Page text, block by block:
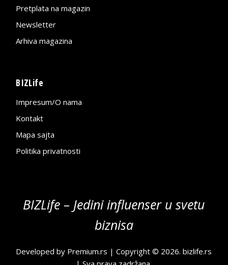
Pretplata na magazin
Newsletter
Arhiva magazina
BIZLife
Impresum/O nama
Kontakt
Mapa sajta
Politika privatnosti
BIZLife – Jedini influenser u svetu
biznisa
Developed by Premium.rs | Copyright © 2026.bizlife.rs